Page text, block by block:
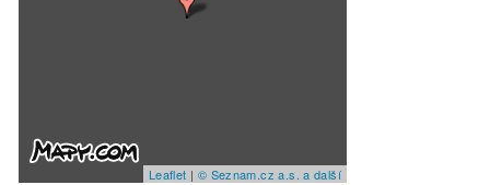
Leaflet | © Seznam.cz a.s. a další